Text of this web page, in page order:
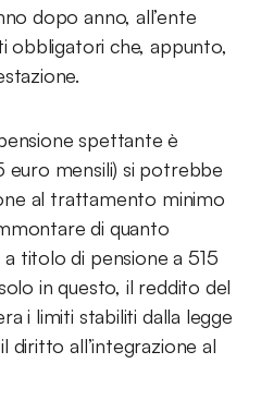
dopo anno, all’ente
obbligatori che, appunto,
spettante è
euro mensili) si potrebbe
al trattamento minimo
di quanto
titolo di pensione a 515
in questo, il reddito del
i limiti stabiliti dalla legge
all’integrazione al